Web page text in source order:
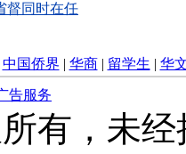
督同时在任
中国侨界 | 华商| 留学生 | 华
告服务
有，未